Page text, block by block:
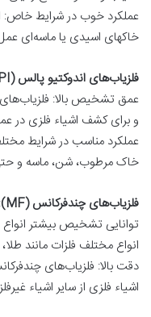
عملکرد خوب در شرایط خاص:
خاکهای اسیدی یا ماسه‌ای
فلزیاب‌های اندوکتیو پالس (PI)
و برای کشف اشیاء فلزی در
عملکرد مناسب در شرایط
خاک مرطوب، شن، ماسه و
فلزیاب‌های چندفرکانس (MF)
:
توانایی تشخیص بیشتر
انواع مختلف فلزات مانند
دقت بالا: فلزیاب‌های
اشیاء فلزی از سایر اشیاء